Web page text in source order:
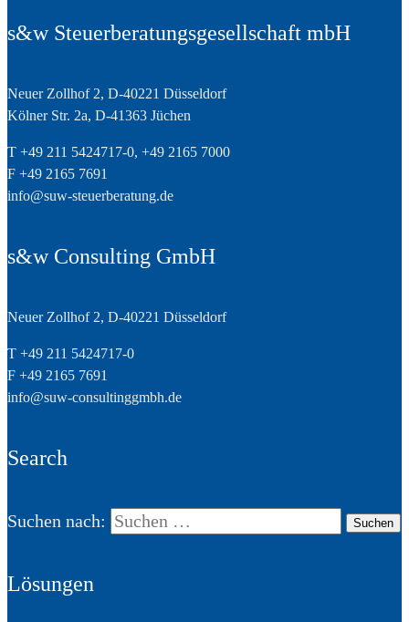
s&w Steuerberatungsgesellschaft mbH
Neuer Zollhof 2, D-40221 Düsseldorf
Kölner Str. 2a, D-41363 Jüchen
T +49 211 5424717-0, +49 2165 7000
F +49 2165 7691
info@suw-steuerberatung.de
s&w Consulting GmbH
Neuer Zollhof 2, D-40221 Düsseldorf
T +49 211 5424717-0
F +49 2165 7691
info@suw-consultinggmbh.de
Search
Suchen nach:
Lösungen